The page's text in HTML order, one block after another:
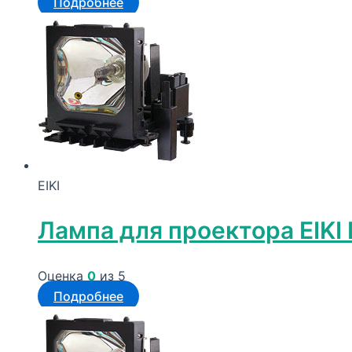
EIKI
Лампа для проектора EIKI
Оценка 0 из 5
Подробнее